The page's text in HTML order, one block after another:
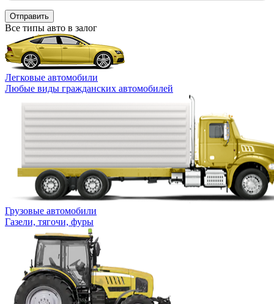
Отправить
Все типы авто в залог
Легковые автомобили
Любые виды гражданских автомобилей
Грузовые автомобили
Газели, тягочи, фуры